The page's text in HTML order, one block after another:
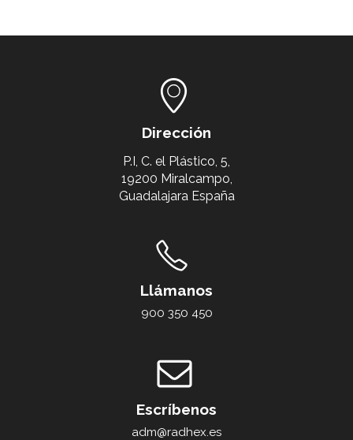
Dirección
P.I, C. el Plástico, 5,
19200 Miralcampo,
Guadalajara España
Llámanos
900 350 450
Escríbenos
adm@radhex.es